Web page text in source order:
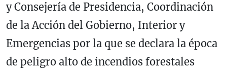
y Consejería de Presidencia, Coordinación
de la Acción del Gobierno, Interior y
Emergencias por la que se declara la época
de peligro alto de incendios forestales